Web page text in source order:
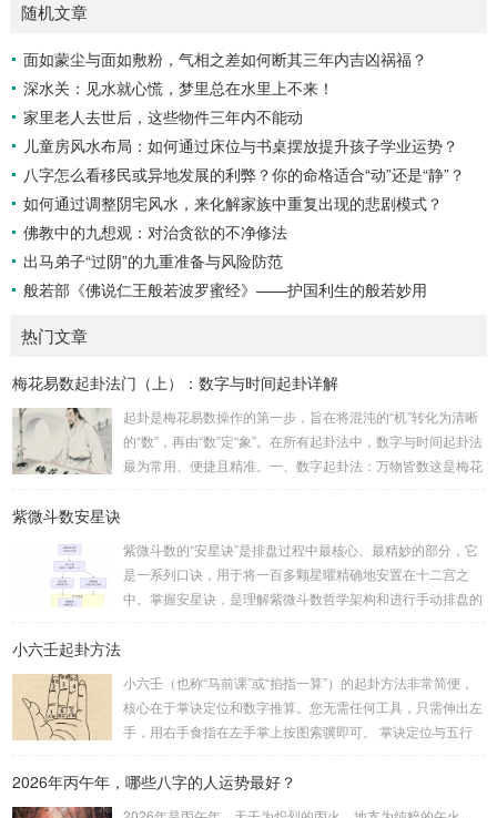
随机文章
面如蒙尘与面如敷粉，气相之差如何断其三年内吉凶祸福？
深水关：见水就心慌，梦里总在水里上不来！
家里老人去世后，这些物件三年内不能动
儿童房风水布局：如何通过床位与书桌摆放提升孩子学业运势？
八字怎么看移民或异地发展的利弊？你的命格适合“动”还是“静”？
如何通过调整阴宅风水，来化解家族中重复出现的悲剧模式？
佛教中的九想观：对治贪欲的不净修法
出马弟子“过阴”的九重准备与风险防范
般若部《佛说仁王般若波罗蜜经》——护国利生的般若妙用
热门文章
梅花易数起卦法门（上）：数字与时间起卦详解
起卦是梅花易数操作的第一步，旨在将混沌的“机”转化为清晰
的“数”，再由“数”定“象”。在所有起卦法中，数字与时间起卦法
最为常用、便捷且精准。一、数字起卦法：万物皆数这是梅花
卦。如果数字是偶数位，则前后平分；如果是奇数位，则前部
分比后部分少一位。例如，数字 256：前一位 2 为上卦后两
位...
紫微斗数安星诀
紫微斗数的“安星诀”是排盘过程中最核心、最精妙的部分，它
是一系列口诀，用于将一百多颗星曜精确地安置在十二宫之
中。掌握安星诀，是理解紫微斗数哲学架构和进行手动排盘的
赖关系，可以清晰地通过下图展现：二、 核心安星诀详解1.
安紫微星诀（定帝星）这是所有安星的第一步，至关重要。口
诀：紫微天机星逆行，隔一阳武天同行，...
小六壬起卦方法
小六壬（也称“马前课”或“掐指一算”）的起卦方法非常简便，
核心在于掌诀定位和数字推算。您无需任何工具，只需伸出左
手，用右手食指在左手掌上按图索骥即可。 掌诀定位与五行
吉。留连：位于食指指尖，属水，玄武，主数2、7、8，凶。
2026年丙午年，哪些八字的人运势最好？